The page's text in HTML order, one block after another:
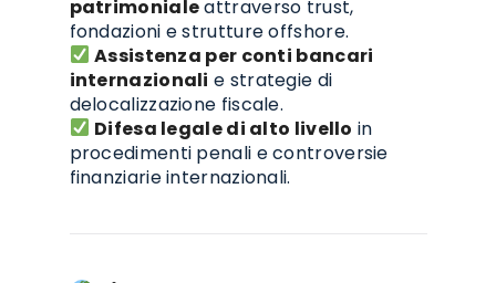
patrimonialeattraverso trust,
fondazioni e strutture offshore.
Assistenza per conti bancari
internazionali e strategie di
delocalizzazione fiscale.
Difesa legale di alto livello in
procedimenti penali e controversie
finanziarie internazionali.